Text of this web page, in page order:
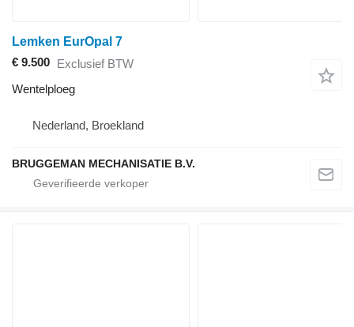
Lemken EurOpal 7
€ 9.500 Exclusief BTW
Wentelploeg
Nederland, Broekland
BRUGGEMAN MECHANISATIE B.V.